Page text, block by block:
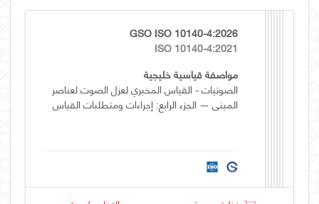
GSO ISO 10140-4:2026
ISO 10140-4:2021
مواصفة قياسية خليجية
الصوتيات - القياس المخبري لعزل الصوت لعناصر
المبنى — الجزء الرابع: إجراءات ومتطلبات القياس